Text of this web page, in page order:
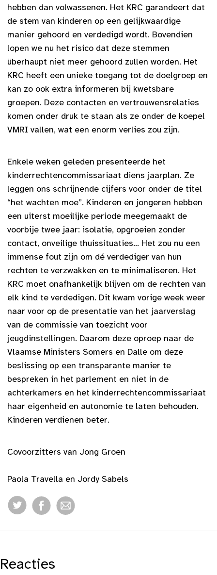
hebben dan volwassenen. Het KRC garandeert dat
de stem van kinderen op een gelijkwaardige
manier gehoord en verdedigd wordt. Bovendien
lopen we nu het risico dat deze stemmen
überhaupt niet meer gehoord zullen worden. Het
KRC heeft een unieke toegang tot de doelgroep en
kan zo ook extra informeren bij kwetsbare
groepen. Deze contacten en vertrouwensrelaties
komen onder druk te staan als ze onder de koepel
VMRI vallen, wat een enorm verlies zou zijn.
Enkele weken geleden presenteerde het
kinderrechtencommissariaat diens jaarplan. Ze
leggen ons schrijnende cijfers voor onder de titel
“het wachten moe”. Kinderen en jongeren hebben
een uiterst moeilijke periode meegemaakt de
voorbije twee jaar: isolatie, opgroeien zonder
contact, onveilige thuissituaties… Het zou nu een
immense fout zijn om dé verdediger van hun
rechten te verzwakken en te minimaliseren. Het
KRC moet onafhankelijk blijven om de rechten van
elk kind te verdedigen. Dit kwam vorige week weer
naar voor op de presentatie van het jaarverslag
van de commissie van toezicht voor
jeugdinstellingen. Daarom deze oproep naar de
Vlaamse Ministers Somers en Dalle om deze
beslissing op een transparante manier te
bespreken in het parlement en niet in de
achterkamers en het kinderrechtencommissariaat
haar eigenheid en autonomie te laten behouden.
Kinderen verdienen beter.
Covoorzitters van Jong Groen
Paola Travella en Jordy Sabels
Reacties